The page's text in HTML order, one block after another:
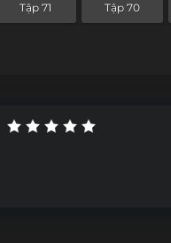
Tập 71 Tập 70